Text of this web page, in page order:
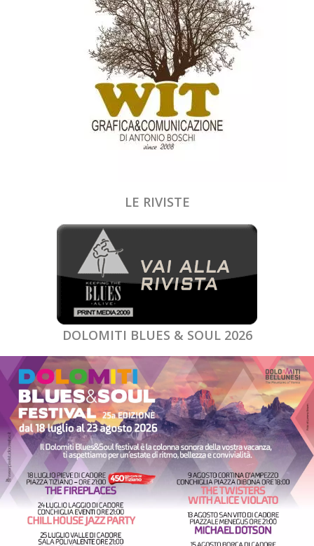
LE RIVISTE
DOLOMITI BLUES & SOUL 2026